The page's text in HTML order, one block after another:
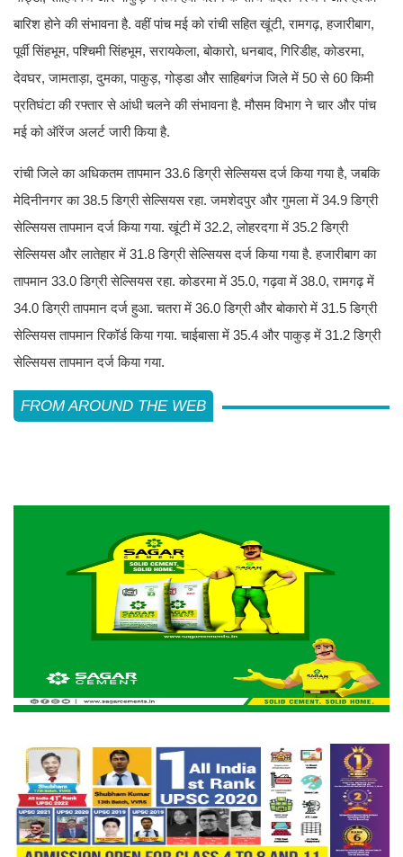
बारिश होने की संभावना है. वहीं पांच मई को रांची सहित खूंटी, रामगढ़, हजारीबाग,
पूर्वी सिंहभूम, पश्चिमी सिंहभूम, सरायकेला, बोकारो, धनबाद, गिरिडीह, कोडरमा,
देवघर, जामताड़ा, दुमका, पाकुड़, गोड्डा और साहिबगंज जिले में 50 से 60 किमी
प्रतिघंटा की रफ्तार से आंधी चलने की संभावना है. मौसम विभाग ने चार और पांच
मई को ऑरेंज अलर्ट जारी किया है.
रांची जिले का अधिकतम तापमान 33.6 डिग्री सेल्सियस दर्ज किया गया है, जबकि
मेदिनीनगर का 38.5 डिग्री सेल्सियस रहा. जमशेदपुर और गुमला में 34.9 डिग्री
सेल्सियस तापमान दर्ज किया गया. खूंटी में 32.2, लोहरदगा में 35.2 डिग्री
सेल्सियस और लातेहार में 31.8 डिग्री सेल्सियस दर्ज किया गया है. हजारीबाग का
तापमान 33.0 डिग्री सेल्सियस रहा. कोडरमा में 35.0, गढ़वा में 38.0, रामगढ़ में
34.0 डिग्री तापमान दर्ज हुआ. चतरा में 36.0 डिग्री और बोकारो में 31.5 डिग्री
सेल्सियस तापमान रिकॉर्ड किया गया. चाईबासा में 35.4 और पाकुड़ में 31.2 डिग्री
सेल्सियस तापमान दर्ज किया गया.
FROM AROUND THE WEB